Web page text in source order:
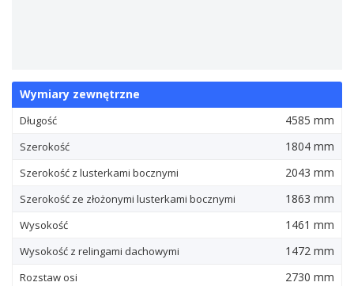
Wymiary zewnętrzne
Długość 4585 mm
Szerokość 1804 mm
Szerokość z lusterkami bocznymi 2043 mm
Szerokość ze złożonymi lusterkami bocznymi 1863 mm
Wysokość 1461 mm
Wysokość z relingami dachowymi 1472 mm
Rozstaw osi 2730 mm